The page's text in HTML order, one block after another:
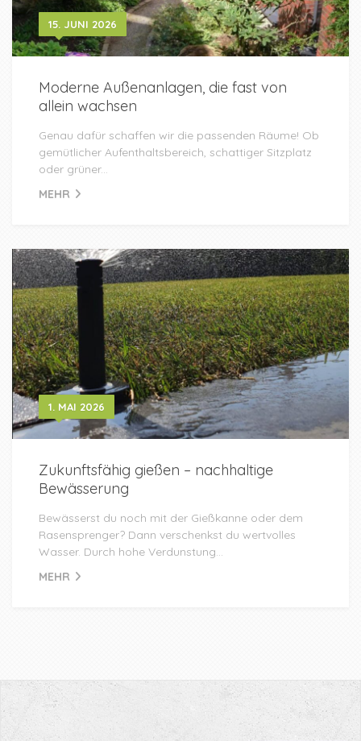
15. JUNI 2026
Moderne Außenanlagen, die fast von
allein wachsen
Genau dafür schaffen wir die passenden Räume! Ob
gemütlicher Aufenthaltsbereich, schattiger Sitzplatz
oder grüner...
MEHR
1. MAI 2026
Zukunftsfähig gießen – nachhaltige
Bewässerung
Bewässerst du noch mit der Gießkanne oder dem
Rasensprenger? Dann verschenkst du wertvolles
Wasser. Durch hohe Verdunstung...
MEHR